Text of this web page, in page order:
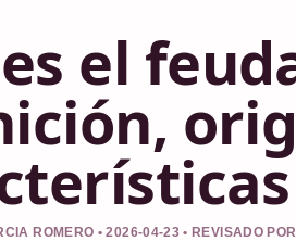
el
ROMERO • 2026-04-23 • REVISADO